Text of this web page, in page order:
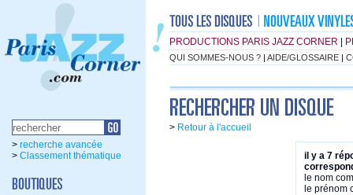
PRODUCTIONS PARIS JAZZ CORNER
QUI SOMMES-NOUS ? | AIDE/GLOSSAIRE |
> recherche avancée
> Classement thématique
> Retour à l'accueil
il y a 7
le nom
le prénom